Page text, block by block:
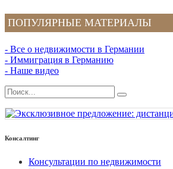
ПОПУЛЯРНЫЕ МАТЕРИАЛЫ
- Все о недвижимости в Германии
- Иммиграция в Германию
- Наше видео
Консалтинг
Консультации по недвижимости